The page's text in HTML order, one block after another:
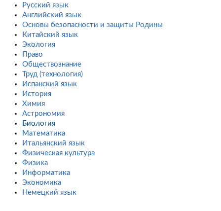
Русский язык
Английский язык
Основы безопасности и защиты Родины
Китайский язык
Экология
Право
Обществознание
Труд (технология)
Испанский язык
История
Химия
Астрономия
Биология
Математика
Итальянский язык
Физическая культура
Физика
Информатика
Экономика
Немецкий язык